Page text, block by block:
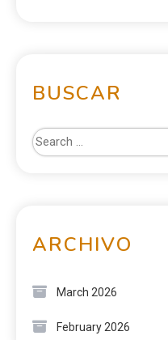
BUSCAR
ARCHIVO
March 2026
February 2026